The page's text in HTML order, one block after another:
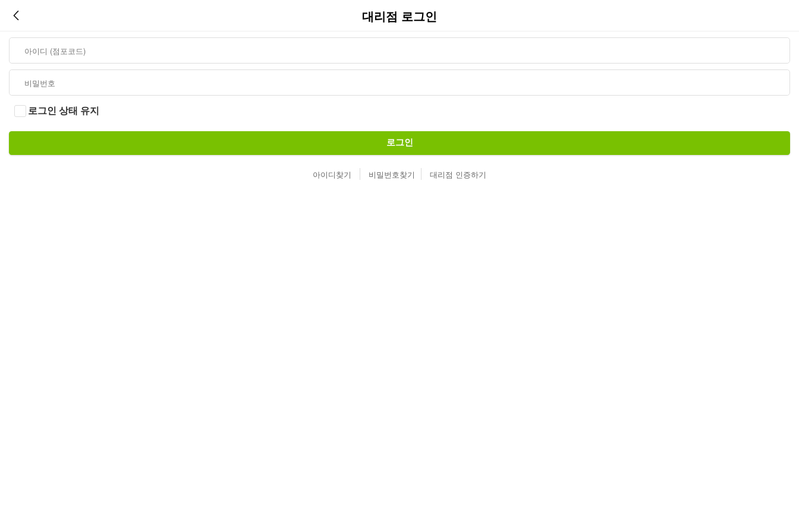
대리점 로그인
로그인 상태 유지
로그인
아이디찾기 비밀번호찾기 대리점 인증하기